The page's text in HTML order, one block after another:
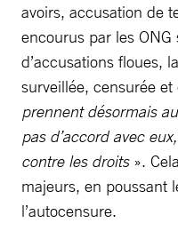
avoirs, accusation de
encourus par les
d’accusations floues,
surveillée, censurée
prennent désormais
pas d’accord avec
contre les droits».
majeurs, en poussant
l’autocensure.